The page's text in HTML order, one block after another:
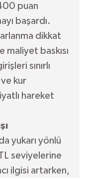
puan
başardı.
dikkat
maliyet baskısı
sınırlı
ve kur
hareket
yukarı yönlü
seviyelerine
ilgisi artarken,